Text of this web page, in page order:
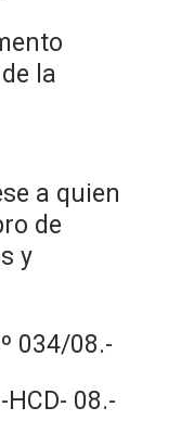
la
a quien
de
y
034/08.-
HCD- 08.-